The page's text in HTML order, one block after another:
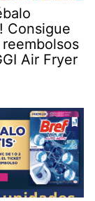
Consigue
Air Fryer